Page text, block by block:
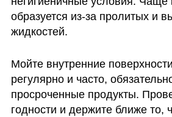
образуется из-за пролитых и
жидкостей.
Мойте внутренние
регулярно и часто,
просроченные продукты.
годности и держите ближе то,